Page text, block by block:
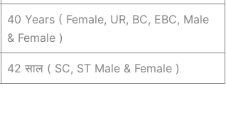
40 Years ( Female, UR, BC, EBC, Male
& Female )
42 साल ( SC, ST Male & Female )